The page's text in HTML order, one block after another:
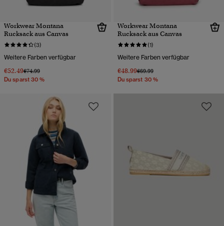
Workwear Montana
Rucksack aus Canvas
(3)
Weitere Farben verfügbar
€52.49Preis wurde reduziert von
€74.99bis
Du sparst 30 %
Workwear Montana
Rucksack aus Canvas
(1)
Weitere Farben verfügbar
€48.99Preis wurde reduziert von
€69.99bis
Du sparst 30 %